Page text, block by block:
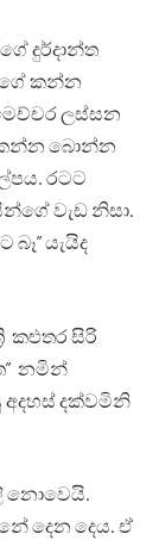
දුර්දාන්ත
කන්න
ලස්සන
කන්න බොන්න
රටට
වැඩ නිසා.
යැයිද
කළුතර සිරි
නමින්
අදහස් දක්වමිනි
නොවෙයි.
දෙන දෙය. ඒ